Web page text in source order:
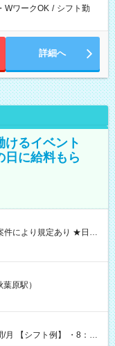
WワークOK / シフト勤
詳細へ
けるイベント
に給料もら
現金GET♪ お仕事後はコ
用期間】試
原駅）
00